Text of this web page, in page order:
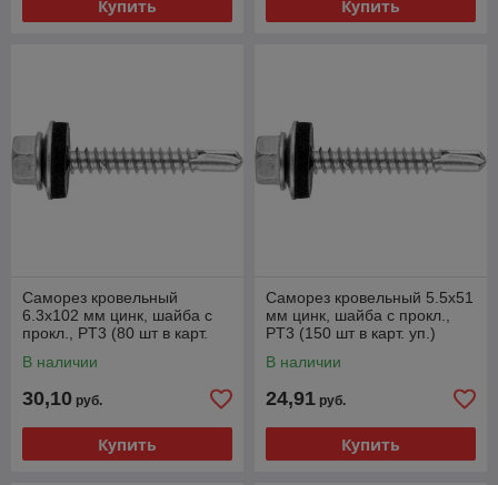
Купить Купить
Саморез кровельный
6.3х102 мм цинк, шайба с
прокл., PT3 (80 шт в карт.
В наличии
30,10 руб.
Купить
Саморез кровельный 5.5х51
мм цинк, шайба с прокл.,
PT3 (150 шт в карт. уп.)
В наличии
24,91 руб.
Купить